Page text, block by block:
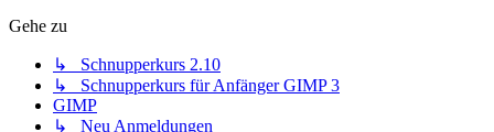
Gehe zu
↳ Schnupperkurs 2.10
↳ Schnupperkurs für Anfänger GIMP 3
GIMP
↳ Neu Anmeldungen